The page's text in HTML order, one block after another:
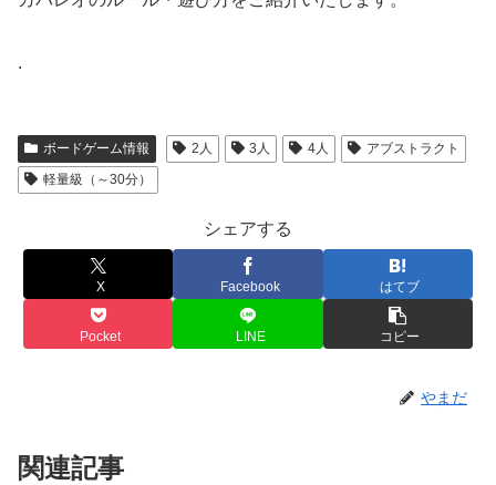
.
ボードゲーム情報 2人 3人 4人
アブストラクト
軽量級（～30分）
シェアする
X Facebook はてブ
Pocket LINE コピー
やまだ
関連記事